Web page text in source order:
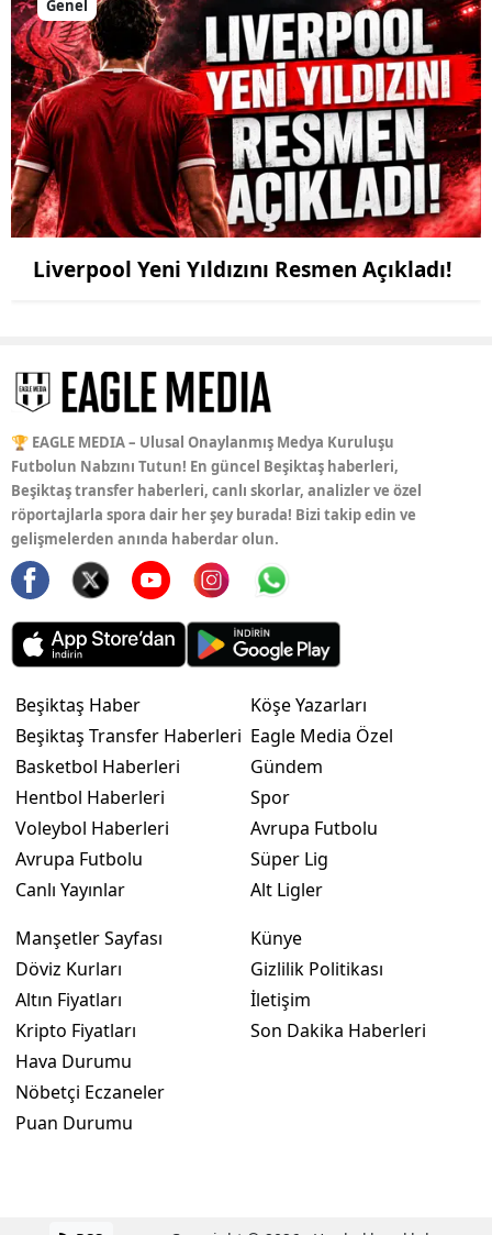
Genel
Liverpool Yeni Yıldızını Resmen Açıkladı!
🏆 EAGLE MEDIA – Ulusal Onaylanmış Medya Kuruluşu
Futbolun Nabzını Tutun! En güncel Beşiktaş haberleri,
Beşiktaş transfer haberleri, canlı skorlar, analizler ve özel
röportajlarla spora dair her şey burada! Bizi takip edin ve
gelişmelerden anında haberdar olun.
Beşiktaş Haber
Beşiktaş Transfer Haberleri
Basketbol Haberleri
Hentbol Haberleri
Voleybol Haberleri
Avrupa Futbolu
Canlı Yayınlar
Köşe Yazarları
Eagle Media Özel
Gündem
Spor
Avrupa Futbolu
Süper Lig
Alt Ligler
Manşetler Sayfası
Döviz Kurları
Altın Fiyatları
Kripto Fiyatları
Hava Durumu
Nöbetçi Eczaneler
Puan Durumu
Künye
Gizlilik Politikası
İletişim
Son Dakika Haberleri